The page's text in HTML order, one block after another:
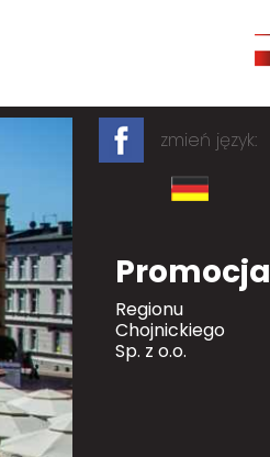
zmień język:
Promocja
Regionu
Chojnickiego
Sp. z o.o.